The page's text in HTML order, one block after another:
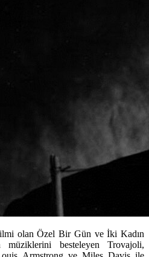
olan Özel Bir Gün ve İki Kadın
müziklerini besteleyen Trovajoli,